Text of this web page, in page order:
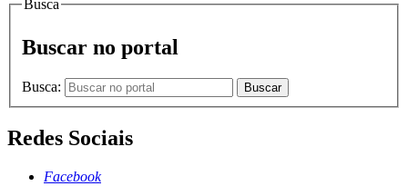
Busca
Buscar no portal
Busca: Buscar
Redes Sociais
Facebook